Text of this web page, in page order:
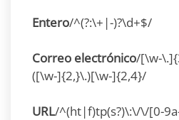
Entero/^(?:\+|-)?\d+$/
Correo electrónico/[\w-
([\w-]{2,}\.)[\w-]{2,4}/
URL/^(ht|f)tp(s?)\:\/\/[0-